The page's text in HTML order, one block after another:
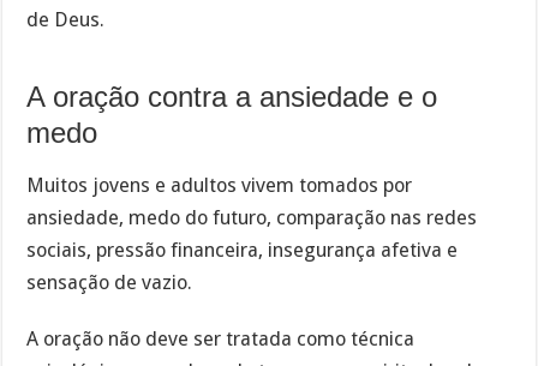
de Deus.
A oração contra a ansiedade e o
medo
Muitos jovens e adultos vivem tomados por
ansiedade, medo do futuro, comparação nas redes
sociais, pressão financeira, insegurança afetiva e
sensação de vazio.
A oração não deve ser tratada como técnica